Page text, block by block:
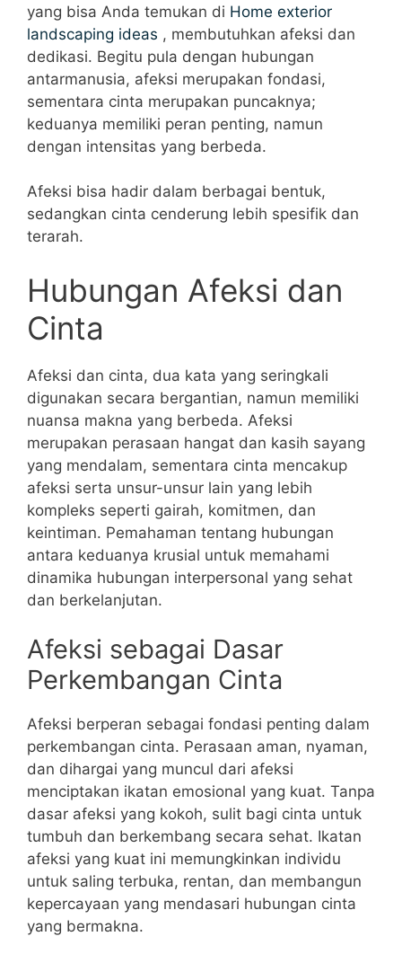
yang bisa Anda temukan di Home exterior
landscaping ideas , membutuhkan afeksi dan
dedikasi. Begitu pula dengan hubungan
antarmanusia, afeksi merupakan fondasi,
sementara cinta merupakan puncaknya;
keduanya memiliki peran penting, namun
dengan intensitas yang berbeda.
Afeksi bisa hadir dalam berbagai bentuk,
sedangkan cinta cenderung lebih spesifik dan
terarah.
Hubungan Afeksi dan
Cinta
Afeksi dan cinta, dua kata yang seringkali
digunakan secara bergantian, namun memiliki
nuansa makna yang berbeda. Afeksi
merupakan perasaan hangat dan kasih sayang
yang mendalam, sementara cinta mencakup
afeksi serta unsur-unsur lain yang lebih
kompleks seperti gairah, komitmen, dan
keintiman. Pemahaman tentang hubungan
antara keduanya krusial untuk memahami
dinamika hubungan interpersonal yang sehat
dan berkelanjutan.
Afeksi sebagai Dasar
Perkembangan Cinta
Afeksi berperan sebagai fondasi penting dalam
perkembangan cinta. Perasaan aman, nyaman,
dan dihargai yang muncul dari afeksi
menciptakan ikatan emosional yang kuat. Tanpa
dasar afeksi yang kokoh, sulit bagi cinta untuk
tumbuh dan berkembang secara sehat. Ikatan
afeksi yang kuat ini memungkinkan individu
untuk saling terbuka, rentan, dan membangun
kepercayaan yang mendasari hubungan cinta
yang bermakna.